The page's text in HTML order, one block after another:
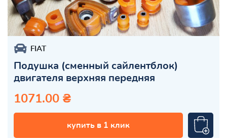
FIAT
Подушка (сменный сайлентблок)
двигателя верхняя передняя
1071.00 ₴
купить в 1 клик